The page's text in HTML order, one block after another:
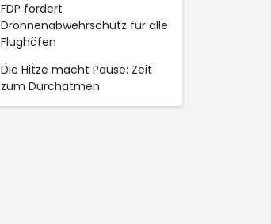
FDP fordert
Drohnenabwehrschutz für alle
Flughäfen
Die Hitze macht Pause: Zeit
zum Durchatmen